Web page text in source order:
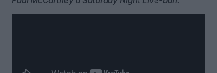
múlásáról beszél. Érdekes visszahallani azt az